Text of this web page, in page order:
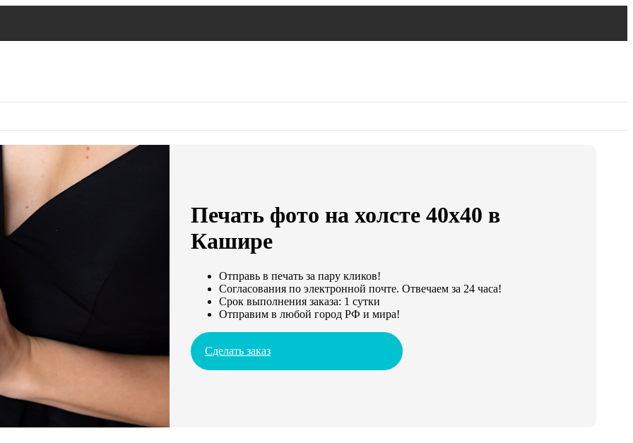
Печать фото на холсте 40х40 в
Кашире
Отправь в печать за пару кликов!
Согласования по электронной почте. Отвечаем за 24 часа!
Срок выполнения заказа: 1 сутки
Отправим в любой город РФ и мира!
Сделать заказ